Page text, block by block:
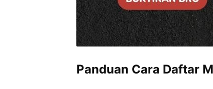
Panduan Cara Daftar